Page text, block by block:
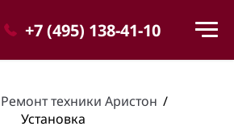
+7 (495) 138-41-10
Ремонт техники Аристон /
Установка